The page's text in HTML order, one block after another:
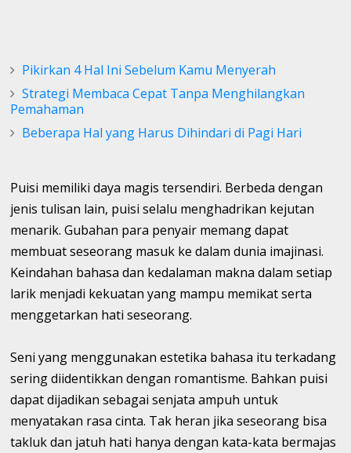
Pikirkan 4 Hal Ini Sebelum Kamu Menyerah
Strategi Membaca Cepat Tanpa Menghilangkan
Pemahaman
Beberapa Hal yang Harus Dihindari di Pagi Hari
Puisi memiliki daya magis tersendiri. Berbeda dengan
jenis tulisan lain, puisi selalu menghadrikan kejutan
menarik. Gubahan para penyair memang dapat
membuat seseorang masuk ke dalam dunia imajinasi.
Keindahan bahasa dan kedalaman makna dalam setiap
larik menjadi kekuatan yang mampu memikat serta
menggetarkan hati seseorang.
Seni yang menggunakan estetika bahasa itu terkadang
sering diidentikkan dengan romantisme. Bahkan puisi
dapat dijadikan sebagai senjata ampuh untuk
menyatakan rasa cinta. Tak heran jika seseorang bisa
takluk dan jatuh hati hanya dengan kata-kata bermajas